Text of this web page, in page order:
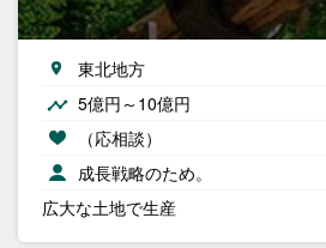
東北地方
5億円～10億円
（応相談）
成長戦略のため。
広大な土地で生産